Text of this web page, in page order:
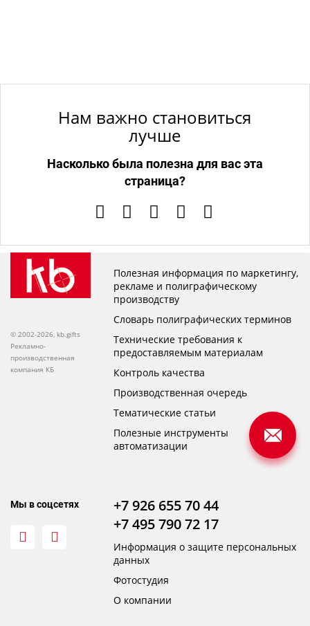
Нам важно становиться
лучше
Насколько была полезна для вас эта
страница?
© 2002-2026, kb.gifts
Рекламно-
производственная
компания КБ
Полезная информация по маркетингу,
рекламе и полиграфическому
производству
Словарь полиграфических терминов
Технические требования к
предоставляемым материалам
Контроль качества
Производственная очередь
Тематические статьи
Полезные инструменты
автоматизации
Мы в соцсетях
+7 926 655 70 44
+7 495 790 72 17
Информация о защите персональных
данных
Фотостудия
О компании